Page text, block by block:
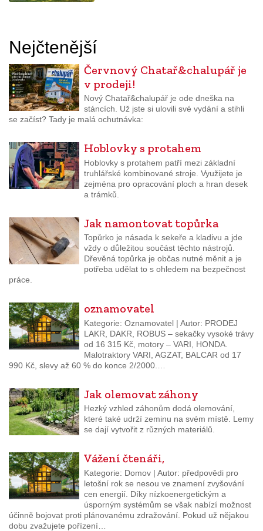
Nejčtenější
Červnový Chatař&chalupář je
v prodeji!
Nový Chatař&chalupář je ode dneška na
stáncích. Už jste si ulovili své vydání a stihli
se začíst? Tady je malá ochutnávka:
Hoblovky s protahem
Hoblovky s protahem patří mezi základní
truhlářské kombinované stroje. Využijete je
zejména pro opracování ploch a hran desek
a trámků.
Jak namontovat topůrka
Topůrko je násada k sekeře a kladivu a jde
vždy o důležitou součást těchto nástrojů.
Dřevěná topůrka je občas nutné měnit a je
potřeba udělat to s ohledem na bezpečnost
práce.
oznamovatel
Kategorie: Oznamovatel | Autor: PRODEJ
LAKR, DAKR, ROBUS – sekačky vysoké trávy
od 16 315 Kč, motory – VARI, HONDA.
Malotraktory VARI, AGZAT, BALCAR od 17
990 Kč, slevy až 60 % do konce 2/2000.…
Jak olemovat záhony
Hezký vzhled záhonům dodá olemování,
které také udrží zeminu na svém místě. Lemy
se dají vytvořit z různých materiálů.
Vážení čtenáři,
Kategorie: Domov | Autor: předpovědi pro
letošní rok se nesou ve znamení zvyšování
cen energií. Díky nízkoenergetickým a
úsporným systémům se však nabízí možnost
účinně bojovat proti plánovanému zdražování. Pokud už nějakou
dobu zvažujete pořízení…